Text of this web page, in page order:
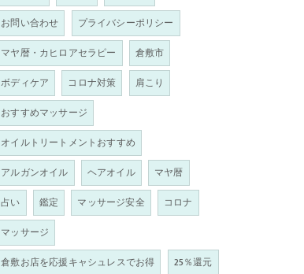
お問い合わせ
プライバシーポリシー
マヤ暦・カヒロアセラピー
倉敷市
ボディケア
コロナ対策
肩こり
おすすめマッサージ
オイルトリートメントおすすめ
アルガンオイル
ヘアオイル
マヤ暦
占い
鑑定 マッサージ安全
コロナ
マッサージ
倉敷お店を応援キャシュレスでお得
25％還元